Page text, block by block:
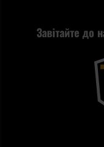
Завітайте до
Повернення товару
Blackout - що це
Як працює маска
Найкращі спальні
Самозахист